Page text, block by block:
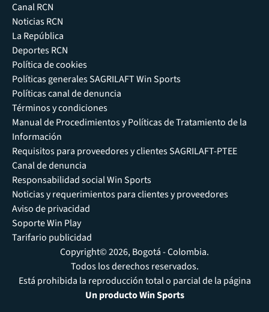
Canal RCN
Noticias RCN
La República
Deportes RCN
Política de cookies
Políticas generales SAGRILAFT Win Sports
Políticas canal de denuncia
Términos y condiciones
Manual de Procedimientos y Políticas de Tratamiento de la
Información
Requisitos para proveedores y clientes SAGRILAFT-PTEE
Canal de denuncia
Responsabilidad social Win Sports
Noticias y requerimientos para clientes y proveedores
Aviso de privacidad
Soporte Win Play
Tarifario publicidad
Copyright© 2026, Bogotá - Colombia.
Todos los derechos reservados.
Está prohibida la reproducción total o parcial de la página
Un producto Win Sports